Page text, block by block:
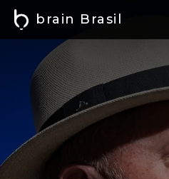
brain Brasil